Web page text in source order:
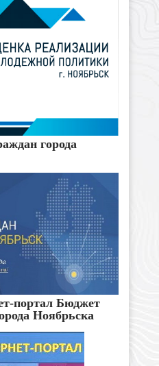
города
портал Бюджет
Ноябрьска